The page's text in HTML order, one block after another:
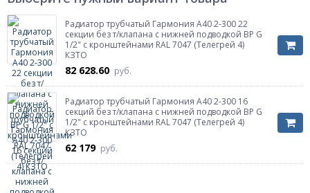
Радиатор трубчатый Гармония А40 2-300 22
секции без т/клапана с нижней подводкой ВР G
1/2" с кронштейнами RAL 7047 (Телегрей 4)
КЗТО
82 628.60 руб.
Радиатор трубчатый Гармония А40 2-300 16
секций без т/клапана с нижней подводкой ВР G
1/2" с кронштейнами RAL 7047 (Телегрей 4)
КЗТО
62 179 руб.